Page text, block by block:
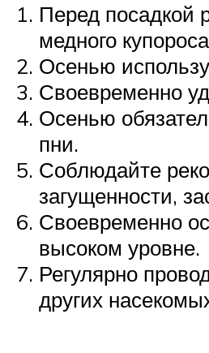
Перед посадкой
медного
Осенью
Своевременно
Осенью
пни.
Соблюдайте
загущенности,
Своевременно
высоком уровне.
Регулярно
других